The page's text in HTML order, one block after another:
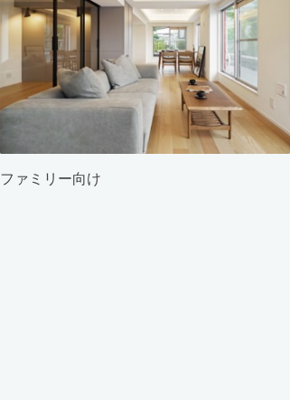
ファミリー向け